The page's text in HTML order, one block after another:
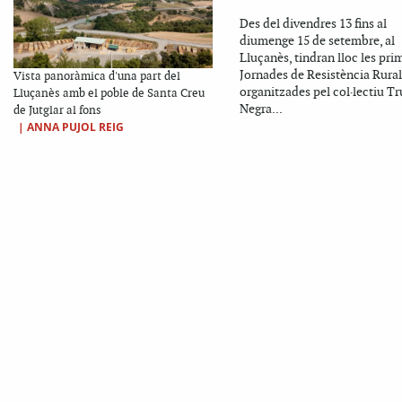
Vista panoràmica d'una part del
Lluçanès amb el poble de Santa Creu
de Jutglar al fons
| ANNA PUJOL REIG
Des del divendres 13 fins al
diumenge 15 de setembre, al
Lluçanès, tindran lloc les
Jornades de Resistència Rural
organitzades pel col·lectiu
Negra...